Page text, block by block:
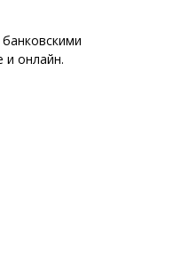
и онлайн.